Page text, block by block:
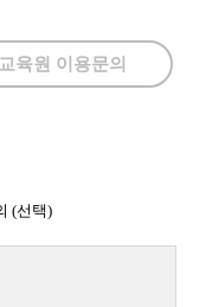
교육원 이용문의
(선택)